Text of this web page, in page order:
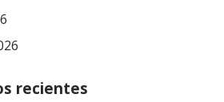
recientes